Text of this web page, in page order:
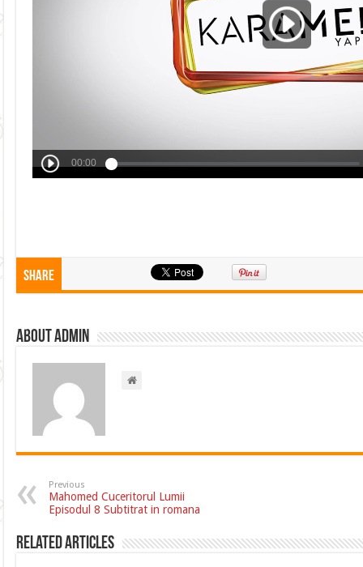
Share
About admin
Previous
Mahomed Cuceritorul Lumii
Episodul 8 Subtitrat in romana
Related Articles